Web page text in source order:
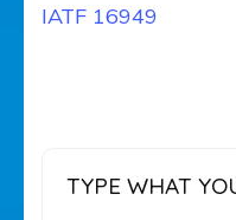
IATF 16949
TYPE WHAT